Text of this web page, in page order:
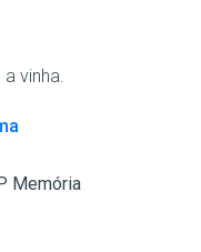
vinha.
Memória